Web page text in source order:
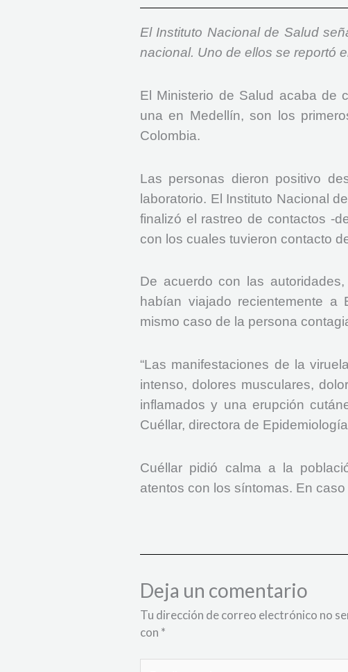
El Instituto Nacional de Salud
nacional. Uno de ellos se reportó
El Ministerio de Salud acaba de
una en Medellín, son los
Colombia.
Las personas dieron positivo
laboratorio. El Instituto Nacional
finalizó el rastreo de contactos -
con los cuales tuvieron contacto
De acuerdo con las
habían viajado recientemente
mismo caso de la persona
“Las manifestaciones de la
intenso, dolores musculares,
inflamados y una erupción
Cuéllar, directora de
Cuéllar pidió calma a la
atentos con los síntomas. En
Deja un comentario
Tu dirección de correo electrónico no
con *